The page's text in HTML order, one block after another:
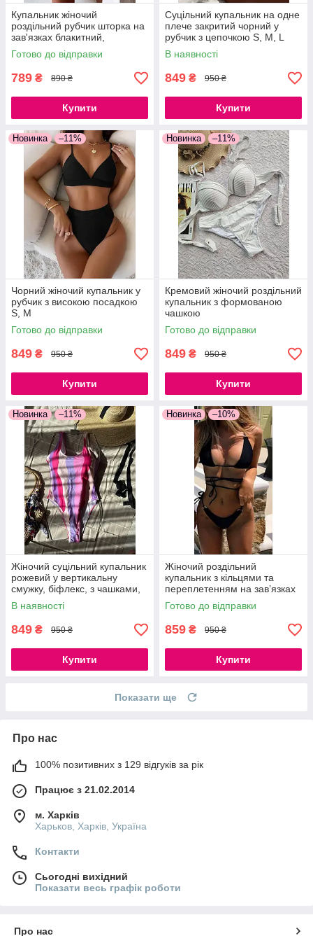
Купальник жіночий
роздільний рубчик шторка на
зав'язках блакитний,
бузковий, чорний S, M, L
Готово до відправки
789 ₴ 890 ₴
Купити
Суцільний купальник на одне
плече закритий чорний у
рубчик з цепочкою S, M, L
В наявності
849 ₴ 950 ₴
Купити
Новинка –11%
Чорний жіночий купальник у
рубчик з високою посадкою
S, M
Готово до відправки
849 ₴ 950 ₴
Купити
Новинка –11%
Кремовий жіночий роздільний
купальник з формованою
чашкою
Готово до відправки
849 ₴ 950 ₴
Купити
Новинка –11%
Жіночий суцільний купальник
рожевий у вертикальну
смужку, біфлекс, з чашками,
S, M
В наявності
849 ₴ 950 ₴
Купити
Новинка –10%
Жіночий роздільний
купальник з кільцями та
переплетенням на зав’язках
чорний бікіні з поролоновими
вкладками S, M, L
Готово до відправки
859 ₴ 950 ₴
Купити
Показати ще
Про нас
100% позитивних з 129 відгуків за рік
Працює з 21.02.2014
м. Харків
Харьков, Харків, Україна
Контакти
Сьогодні вихідний
Показати весь графік роботи
Про нас